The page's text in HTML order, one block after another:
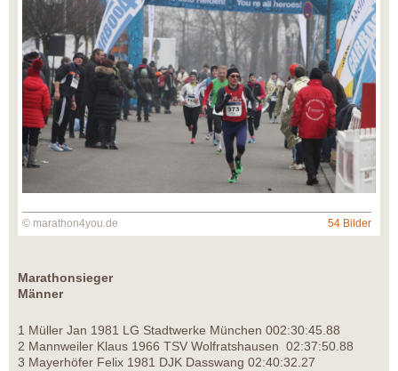
© marathon4you.de 54 Bilder
Marathonsieger
Männer
1 Müller Jan 1981 LG Stadtwerke München 002:30:45.88
2 Mannweiler Klaus 1966 TSV Wolfratshausen 02:37:50.88
3 Mayerhöfer Felix 1981 DJK Dasswang 02:40:32.27